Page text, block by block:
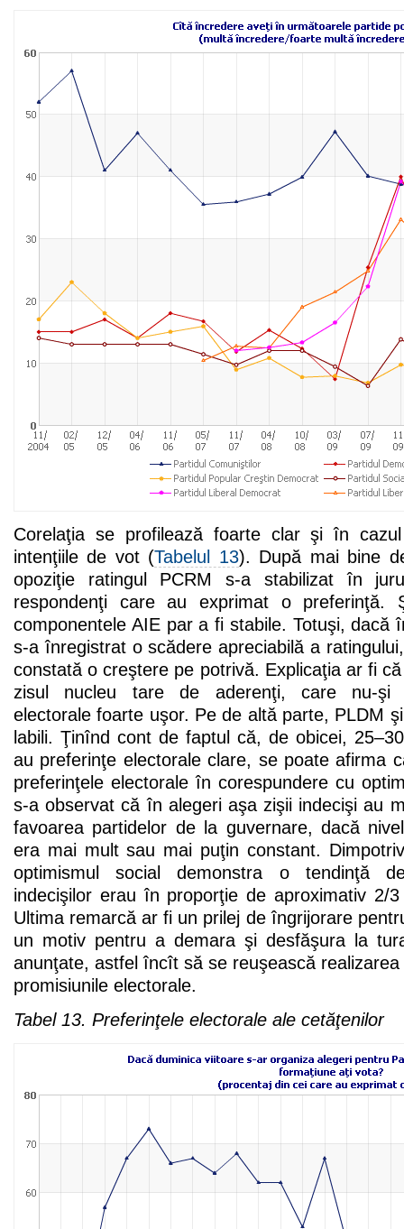
Corelaţia se profilează foarte clar şi în cazul
intenţiile de vot (Tabelul 13). După mai bine
opoziţie ratingul PCRM s-a stabilizat în
respondenţi care au exprimat o preferinţă.
componentele AIE par a fi stabile. Totuşi, dacă
s-a înregistrat o scădere apreciabilă a
constată o creştere pe potrivă. Explicaţia ar fi
zisul nucleu tare de aderenţi, care nu-şi
electorale foarte uşor. Pe de altă parte, PLDM
labili. Ţinînd cont de faptul că, de obicei,
au preferinţe electorale clare, se poate afirma
preferinţele electorale în corespundere cu
s-a observat că în alegeri aşa zişii indecişi au
favoarea partidelor de la guvernare, dacă
era mai mult sau mai puţin constant.
optimismul social demonstra o tendinţă
indecişilor erau în proporţie de aproximativ 2/
Ultima remarcă ar fi un prilej de îngrijorare
un motiv pentru a demara şi desfăşura la
anunţate, astfel încît să se reuşească
promisiunile electorale.
Tabel 13. Preferinţele electorale ale cetăţenilor